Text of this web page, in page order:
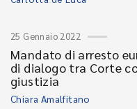
25 Gennaio 2022
Mandato di arresto
di dialogo tra Corte
giustizia
Chiara Amalfitano